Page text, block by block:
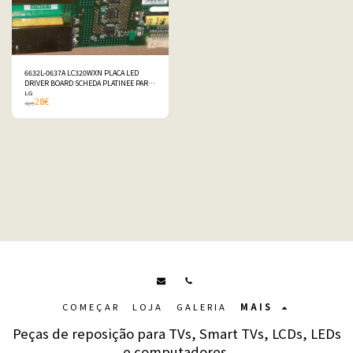
6632L-0637A LC320WXN PLACA LED
DRIVER BOARD SCHEDA PLATINEE PARA
FOR 📺 LG 32LK330-ZH
LG
42€28€
Peças de reposição para TVs, Smart TVs, LCDs, LEDs
COMEÇAR LOJA GALERIA MAIS